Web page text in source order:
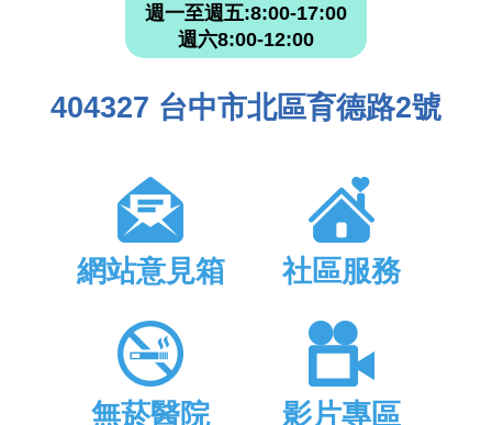
週一至週五:8:00-17:00
週六8:00-12:00
404327 台中市北區育德路2號
網站意見箱 社區服務
無菸醫院 影片專區